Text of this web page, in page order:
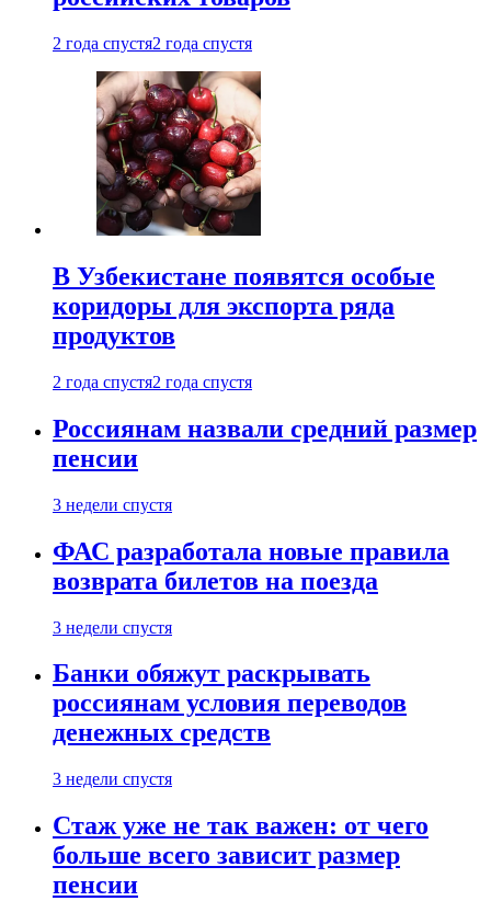
2 года спустя2 года спустя
В Узбекистане появятся особые
коридоры для экспорта ряда
продуктов
2 года спустя2 года спустя
Россиянам назвали средний размер
пенсии
3 недели спустя
ФАС разработала новые правила
возврата билетов на поезда
3 недели спустя
Банки обяжут раскрывать
россиянам условия переводов
денежных средств
3 недели спустя
Стаж уже не так важен: от чего
больше всего зависит размер
пенсии